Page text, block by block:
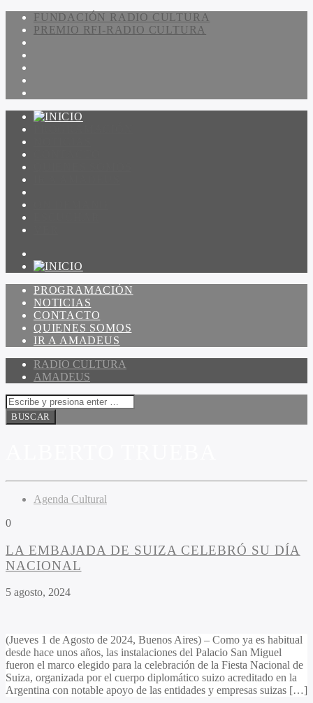
FUNDACIÓN RADIO CULTURA
PREMIO RFI-RADIO CULTURA
PROGRAMACIÓN
NOTICIAS
CONTACTO
QUIENES SOMOS
IR A AMADEUS
RADIO CULTURA
AMADEUS
Agenda Cultural
0
LA EMBAJADA DE SUIZA CELEBRÓ SU DÍA
NACIONAL
5 agosto, 2024
(Jueves 1 de Agosto de 2024, Buenos Aires) – Como ya es habitual
desde hace unos años, las instalaciones del Palacio San Miguel
fueron el marco elegido para la celebración de la Fiesta Nacional de
Suiza, organizada por el cuerpo diplomático suizo acreditado en la
Argentina con notable apoyo de las entidades y empresas suizas […]